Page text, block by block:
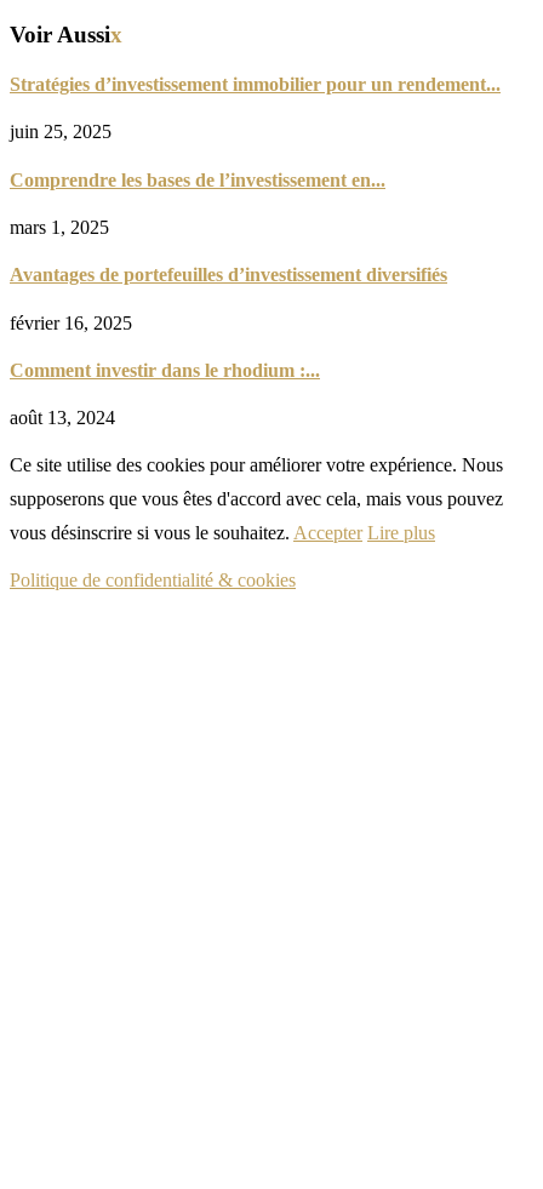
Voir Aussix
Stratégies d’investissement immobilier pour un rendement...
juin 25, 2025
Comprendre les bases de l’investissement en...
mars 1, 2025
Avantages de portefeuilles d’investissement diversifiés
février 16, 2025
Comment investir dans le rhodium :...
août 13, 2024
Ce site utilise des cookies pour améliorer votre expérience. Nous
supposerons que vous êtes d'accord avec cela, mais vous pouvez
vous désinscrire si vous le souhaitez. Accepter Lire plus
Politique de confidentialité & cookies